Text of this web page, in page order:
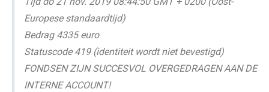
Europese standaardtijd)
Bedrag 4335 euro
Statuscode 419 (identiteit wordt niet bevestigd)
FONDSEN ZIJN SUCCESVOL OVERGEDRAGEN AAN DE
INTERNE ACCOUNT!